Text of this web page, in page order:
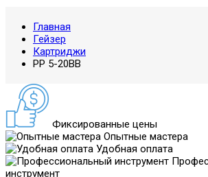
Главная
Гейзер
Картриджи
PP 5-20BB
Фиксированные цены
Опытные мастера
Удобная оплата
инструмент